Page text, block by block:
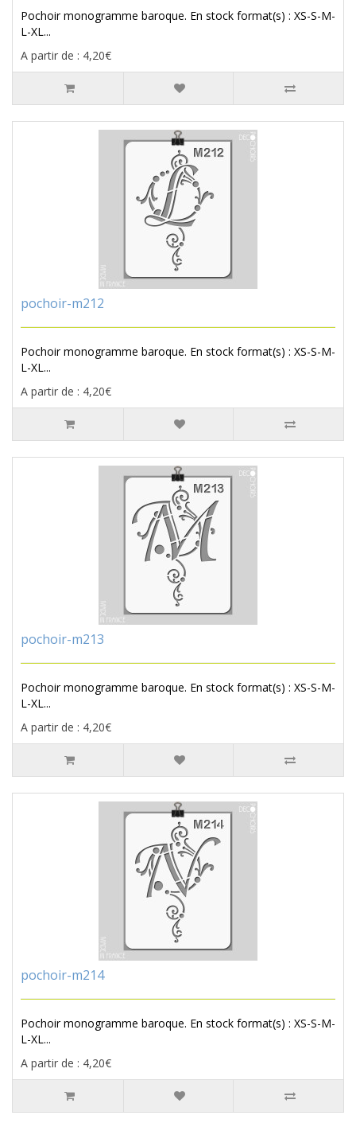
Pochoir monogramme baroque. En stock format(s) : XS-S-M-
L-XL...
A partir de : 4,20€
pochoir-m212
Pochoir monogramme baroque. En stock format(s) : XS-S-M-
L-XL...
A partir de : 4,20€
pochoir-m213
Pochoir monogramme baroque. En stock format(s) : XS-S-M-
L-XL...
A partir de : 4,20€
pochoir-m214
Pochoir monogramme baroque. En stock format(s) : XS-S-M-
L-XL...
A partir de : 4,20€